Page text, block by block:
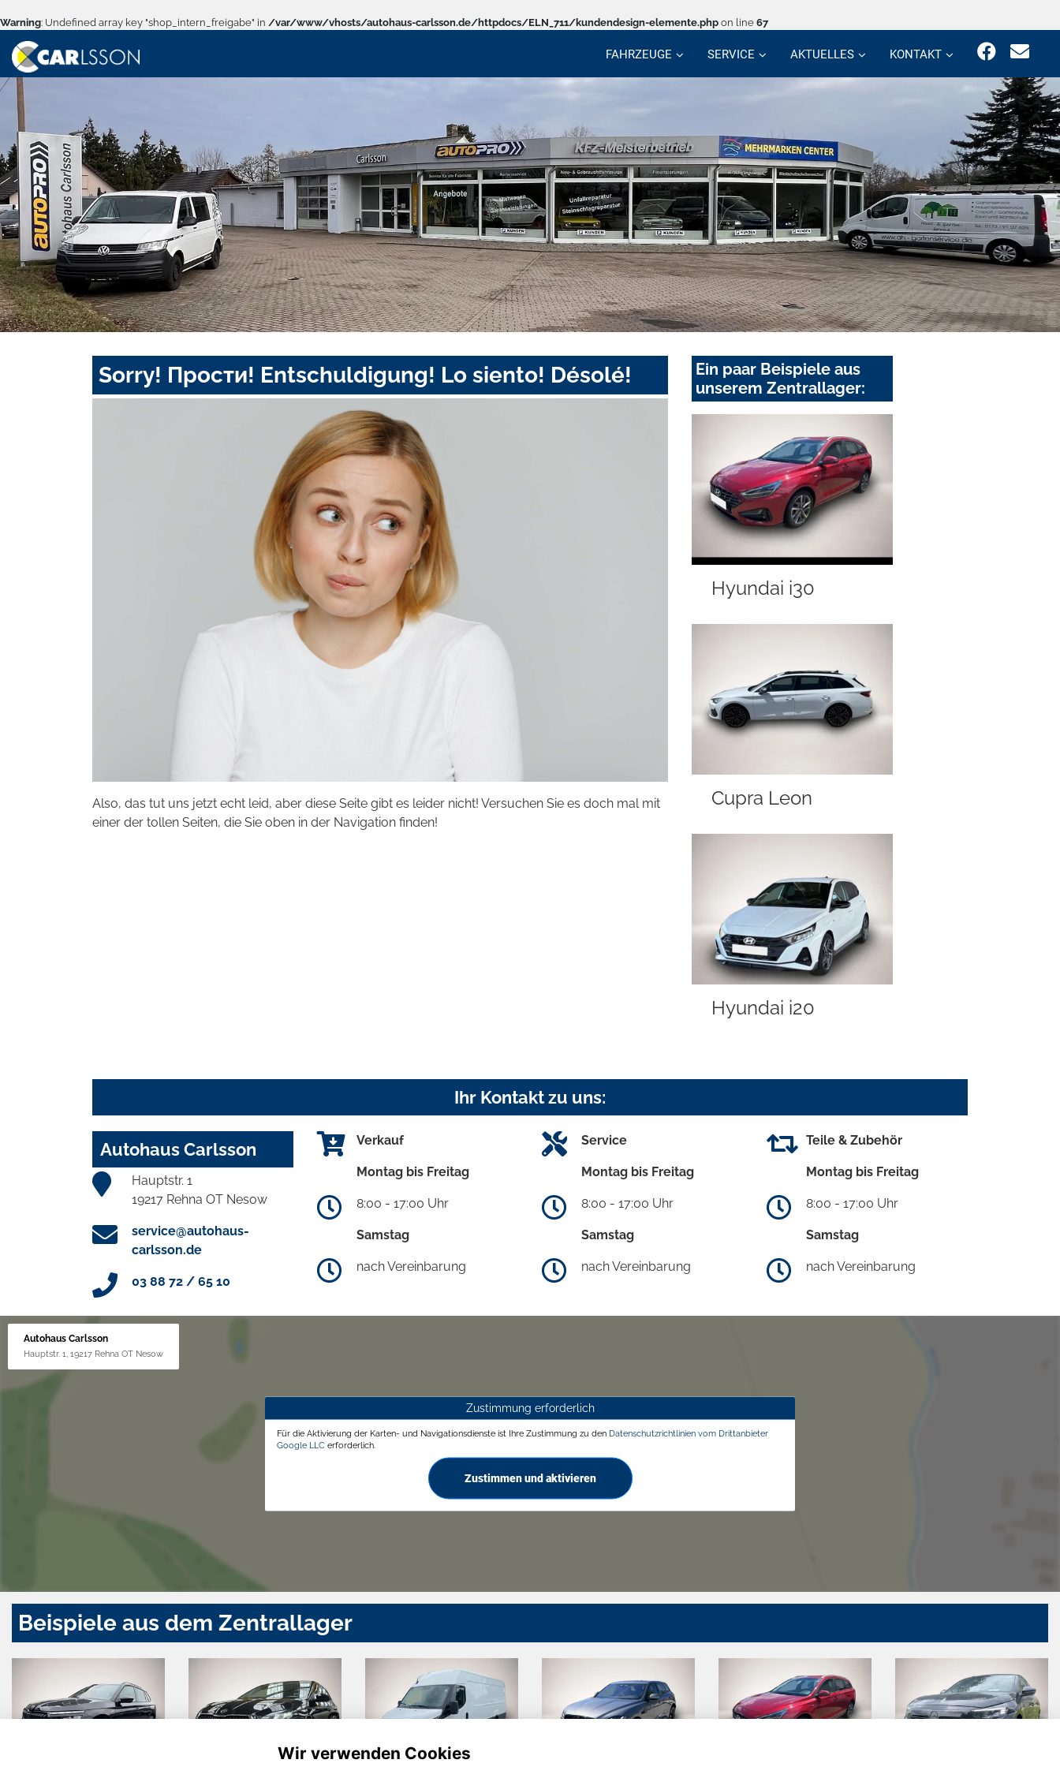
Warning: Undefined array key "shop_intern_freigabe" in /var/www/vhosts/autohaus-carlsson.de/httpdocs/ELN_711/kundendesign-elemente.php on line 67
FAHRZEUGE SERVICE AKTUELLES KONTAKT
Sorry! Прости! Entschuldigung! Lo siento! Désolé!
Also, das tut uns jetzt echt leid, aber diese Seite gibt es leider nicht! Versuchen Sie es doch mal mit
einer der tollen Seiten, die Sie oben in der Navigation finden!
Ein paar Beispiele aus
unserem Zentrallager:
Hyundai i30
Cupra Leon
Hyundai i20
Ihr Kontakt zu uns:
Autohaus Carlsson
Hauptstr. 1
19217 Rehna OT Nesow
service@autohaus-
carlsson.de
03 88 72 / 65 10
Verkauf
Montag bis Freitag
8:00 - 17:00 Uhr
Samstag
nach Vereinbarung
Service
Montag bis Freitag
8:00 - 17:00 Uhr
Samstag
nach Vereinbarung
Teile & Zubehör
Montag bis Freitag
8:00 - 17:00 Uhr
Samstag
nach Vereinbarung
Autohaus Carlsson
Hauptstr. 1, 19217 Rehna OT Nesow
Zustimmung erforderlich
Für die Aktivierung der Karten- und Navigationsdienste ist Ihre Zustimmung zu den Datenschutzrichtlinien vom Drittanbieter
Google LLC erforderlich.
Zustimmen und aktivieren
Beispiele aus dem Zentrallager
Wir verwenden Cookies